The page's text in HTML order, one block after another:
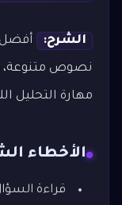
الشرح: أفضل
نصوص متنوعة،
مهارة التحليل
الأخطاء
قراءة